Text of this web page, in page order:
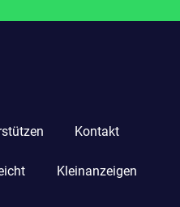
Kontakt
Kleinanzeigen